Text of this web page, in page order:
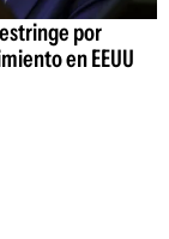
por
en EEUU